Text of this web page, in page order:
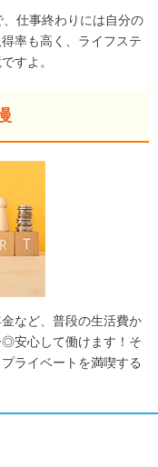
仕事終わりには自分の
率も高く、ライフステ
すよ。
など、普段の生活費か
◎安心して働けます！そ
ライベートを満喫する